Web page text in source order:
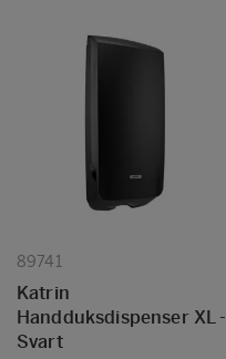
89741
Katrin
Handduksdispenser XL -
Svart